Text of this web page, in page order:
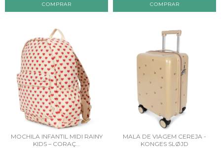
MOCHILA INFANTIL MIDI RAINY
KIDS – CORAÇ...
MALA DE VIAGEM CEREJA -
KONGES SLØJD